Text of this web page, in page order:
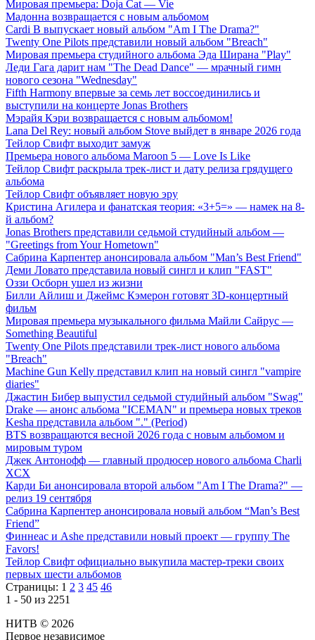
Мировая премьера: Doja Cat — Vie
Мадонна возвращается с новым альбомом
Cardi B выпускает новый альбом "Am I The Drama?"
Twenty One Pilots представили новый альбом "Breach"
Мировая премьера студийного альбома Эда Ширана "Play"
Леди Гага дарит нам "The Dead Dance" — мрачный гимн
нового сезона "Wednesday"
Fifth Harmony впервые за семь лет воссоединились и
выступили на концерте Jonas Brothers
Мэрайя Кэри возвращается с новым альбомом!
Lana Del Rey: новый альбом Stove выйдет в январе 2026 года
Тейлор Свифт выходит замуж
Премьера нового альбома Maroon 5 — Love Is Like
Тейлор Свифт раскрыла трек-лист и дату релиза грядущего
альбома
Тейлор Свифт объявляет новую эру
Кристина Агилера и фанатская теория: «3+5=» — намек на 8-
й альбом?
Jonas Brothers представили седьмой студийный альбом —
"Greetings from Your Hometown"
Сабрина Карпентер анонсировала альбом "Man’s Best Friend"
Деми Ловато представила новый сингл и клип "FAST"
Оззи Осборн ушел из жизни
Билли Айлиш и Джеймс Кэмерон готовят 3D-концертный
фильм
Мировая премьера музыкального фильма Майли Сайрус —
Something Beautiful
Twenty One Pilots представили трек-лист нового альбома
"Breach"
Machine Gun Kelly представил клип на новый сингл "vampire
diaries"
Джастин Бибер выпустил седьмой студийный альбом "Swag"
Drake — анонс альбома "ICEMAN" и премьера новых треков
Kesha представила альбом "." (Period)
BTS возвращаются весной 2026 года с новым альбомом и
мировым туром
Джек Антонофф — главный продюсер нового альбома Charli
XCX
Карди Би анонсировала второй альбом "Am I The Drama?" —
релиз 19 сентября
Сабрина Карпентер анонсировала новый альбом “Man’s Best
Friend”
Финнеас и Ashe представили новый проект — группу The
Favors!
Тейлор Свифт официально выкупила мастер-треки своих
первых шести альбомов
Страницы: 1 2 3 45 46
1 - 50 из 2251
НИТВ © 2026
Первое независимое